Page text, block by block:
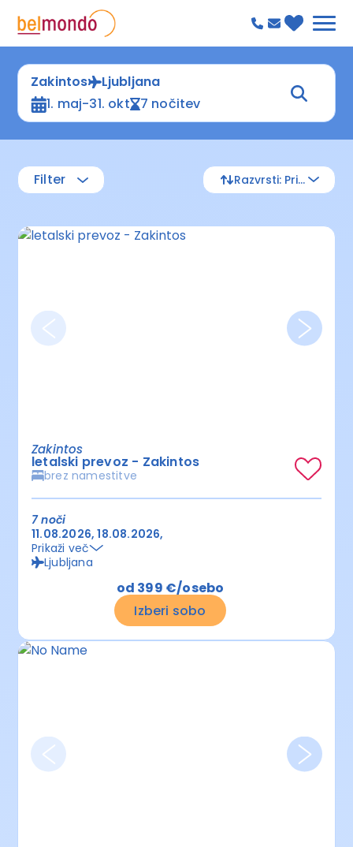
Zakintos
Ljubljana
1. maj-31. okt
7 nočitev
Filter Razvrsti: Privzeto
Zakintos
letalski prevoz - Zakintos
brez namestitve
7 noči
11.08.2026 18.08.2026
Prikaži več
Ljubljana
od 399 €/osebo
Izberi sobo